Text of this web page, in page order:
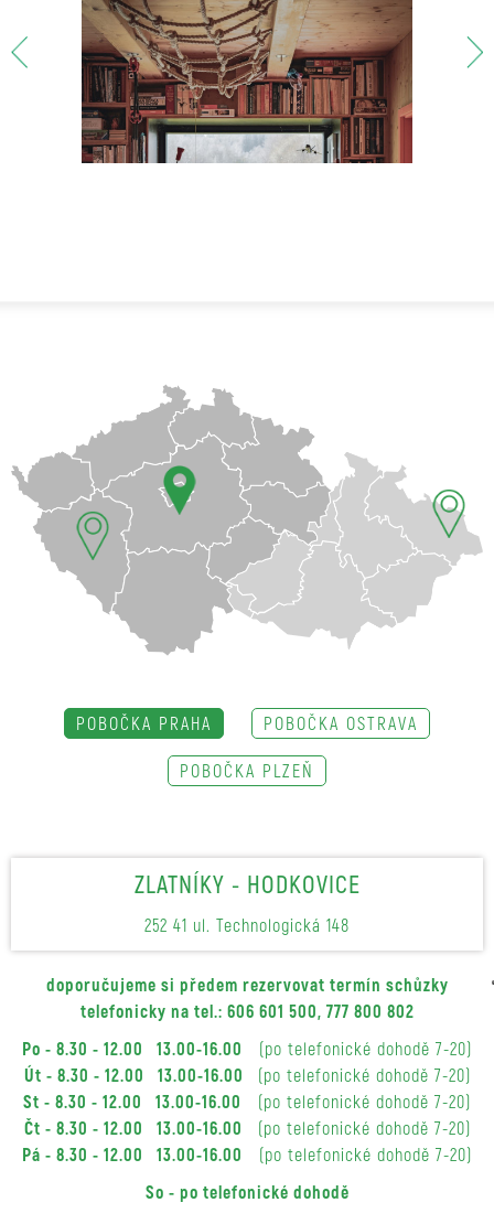
POBOČKA PRAHA POBOČKA OSTRAVA
POBOČKA PLZEŇ
ZLATNÍKY - HODKOVICE
252 41 ul. Technologická 148
doporučujeme si předem rezervovat termín schůzky
telefonicky na tel.: 606 601 500, 777 800 802
Po - 8.30 - 12.00 13.00-16.00 (po telefonické dohodě 7-20)
Út - 8.30 - 12.00 13.00-16.00
(po telefonické dohodě 7-20)
St - 8.30 - 12.00 13.00-16.00 (po telefonické dohodě 7-20)
Čt - 8.30 - 12.00 13.00-16.00
(po telefonické dohodě 7-20)
Pá - 8.30 - 12.00 13.00-16.00 (po telefonické dohodě 7-20)
So - po telefonické dohodě